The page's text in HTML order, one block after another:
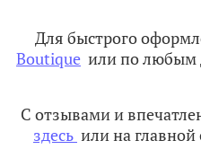
Для быстрого
Boutique или по любым
С отзывами и
здесь или на главной